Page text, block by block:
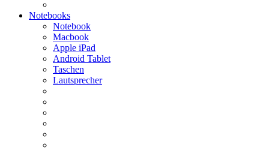
Notebooks
Notebook
Macbook
Apple iPad
Android Tablet
Taschen
Lautsprecher